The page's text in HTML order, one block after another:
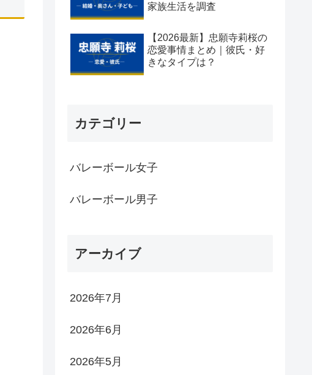
家族生活を調査
【2026最新】忠願寺莉桜の
恋愛事情まとめ｜彼氏・好
きなタイプは？
カテゴリー
バレーボール女子
バレーボール男子
アーカイブ
2026年7月
2026年6月
2026年5月